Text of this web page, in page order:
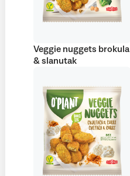
Veggie nuggets brokula
& slanutak